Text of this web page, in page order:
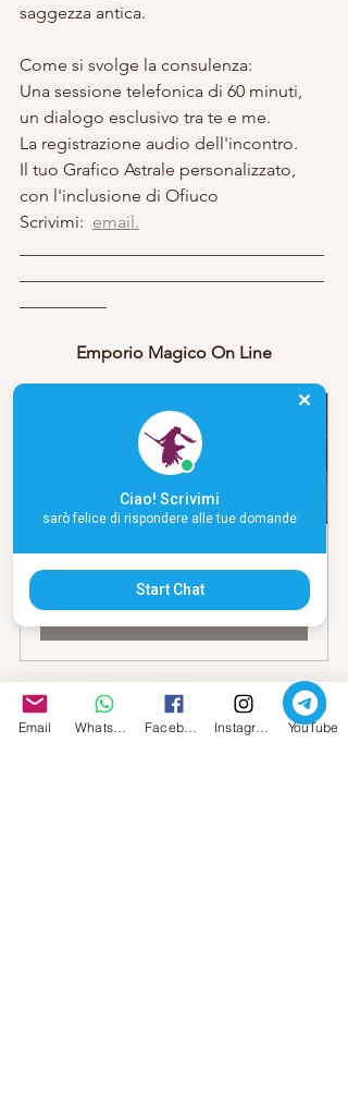
saggezza antica.
Come si svolge la consulenza:
Una sessione telefonica di 60 minuti,
un dialogo esclusivo tra te e me.
La registrazione audio dell'incontro.
Il tuo Grafico Astrale personalizzato,
con l'inclusione di Ofiuco
Scrivimi: email.
Emporio Magico On Line
Consulenza Astrologica - Sinatria,
Comparazione
Acquista
Email YouTube
Ciao! Scrivimi
sarò felice di rispondere alle tue domande
Start Chat